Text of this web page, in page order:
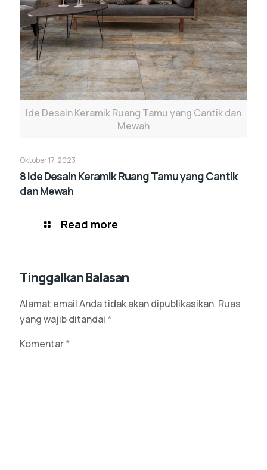
Ide Desain Keramik Ruang Tamu yang Cantik dan
Mewah
Oktober 17, 2023
8 Ide Desain Keramik Ruang Tamu yang Cantik
dan Mewah
Read more
Tinggalkan Balasan
Alamat email Anda tidak akan dipublikasikan. Ruas
yang wajib ditandai *
Komentar*